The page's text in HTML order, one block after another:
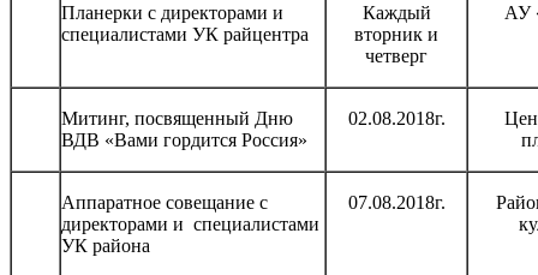
Планерки с директорами и
специалистами УК райцентра
Каждый
вторник и
четверг
АУ
Митинг, посвященный Дню
ВДВ «Вами гордится Россия»
02.08.2018г.
Аппаратное совещание с
директорами и специалистами
УК района
07.08.2018г.